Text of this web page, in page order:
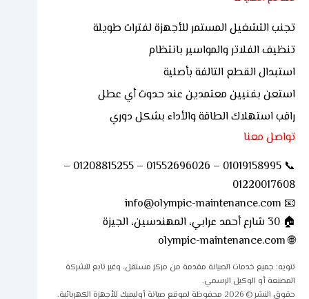
تجنب التشغيل المستمر للأجهزة لفترات طويلة
تنظيف الفلاتر والمواسير بانتظام
استبدال القطع التالفة بأصلية
استعن بفنيين معتمدين عند حدوث أي عطل
راقب استهلاك الطاقة والأداء بشكل دوري
تواصل معنا
📞 01019158995 – 01552696026 – 01208815255 –
01220017608
📧 info@olympic-maintenance.com
🏠 30 شارع أحمد عرابي، المهندسين، الجيزة
🌐
olympic-maintenance.com
تنويه: جميع خدمات الصيانة مقدمة من مركز مستقل، وغير تابع للشركة
المصنعة أو الوكيل الرسمي.
حقوق النشر © 2026 محفوظة لموقع صيانة أوليمبك للأجهزة الكهربائية.